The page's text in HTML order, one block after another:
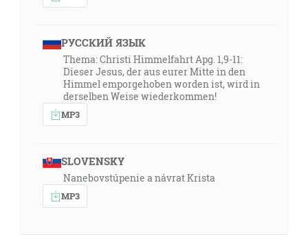
РУССКИЙ ЯЗЫК
Thema: Christi Himmelfahrt Apg. 1,9-11:
Dieser Jesus, der aus eurer Mitte in den
Himmel emporgehoben worden ist, wird in
derselben Weise wiederkommen!
MP3
SLOVENSKY
Nanebovstúpenie a návrat Krista
MP3